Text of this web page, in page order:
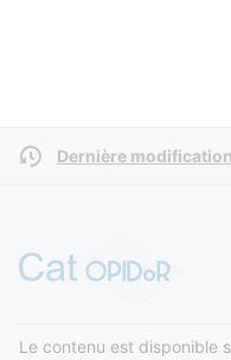
Dernière modification
Le contenu est disponible